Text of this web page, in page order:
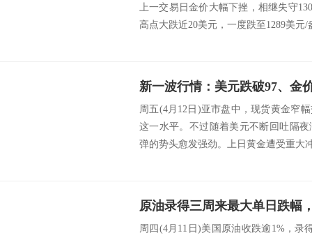
上一交易日金价大幅下挫，相继失守
高点大跌近20美元，一度跌至1289美元
周五(4月12日)亚市盘中，现货黄金窄
这一水平。不过随着美元不断回吐隔
弹的势头愈发强劲。上日黄金遭受重大
周四(4月11日)美国原油收跌逾1%，录